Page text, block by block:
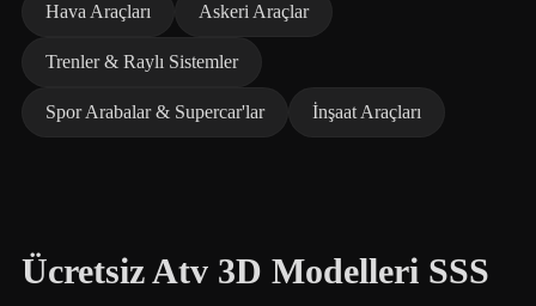
Hava Araçları Askeri Araçlar
Trenler & Raylı Sistemler
Spor Arabalar & Supercar'lar İnşaat Araçları
Ücretsiz Atv 3D Modelleri SSS